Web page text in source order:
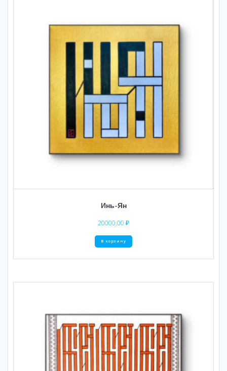
Инь-Ян
20000,00 ₽
В корзину